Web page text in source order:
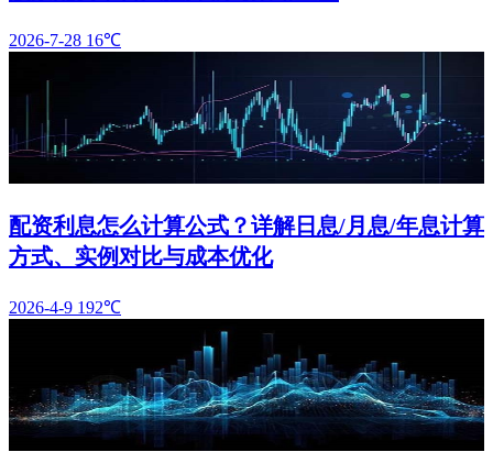
2026-7-28 16℃
配资利息怎么计算公式？详解日息/月息/年息计算
方式、实例对比与成本优化
2026-4-9 192℃